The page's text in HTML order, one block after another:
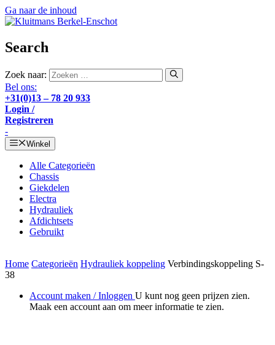
Ga naar de inhoud
Search
Zoek naar:
Bel ons:
+31(0)13 – 78 20 933
Login /
Registreren
-
Winkel
Alle Categorieën
Chassis
Giekdelen
Electra
Hydrauliek
Afdichtsets
Gebruikt
Home Categorieën Hydrauliek koppeling Verbindingskoppeling S-
38
Account maken / Inloggen U kunt nog geen prijzen zien.
Maak een account aan om meer informatie te zien.